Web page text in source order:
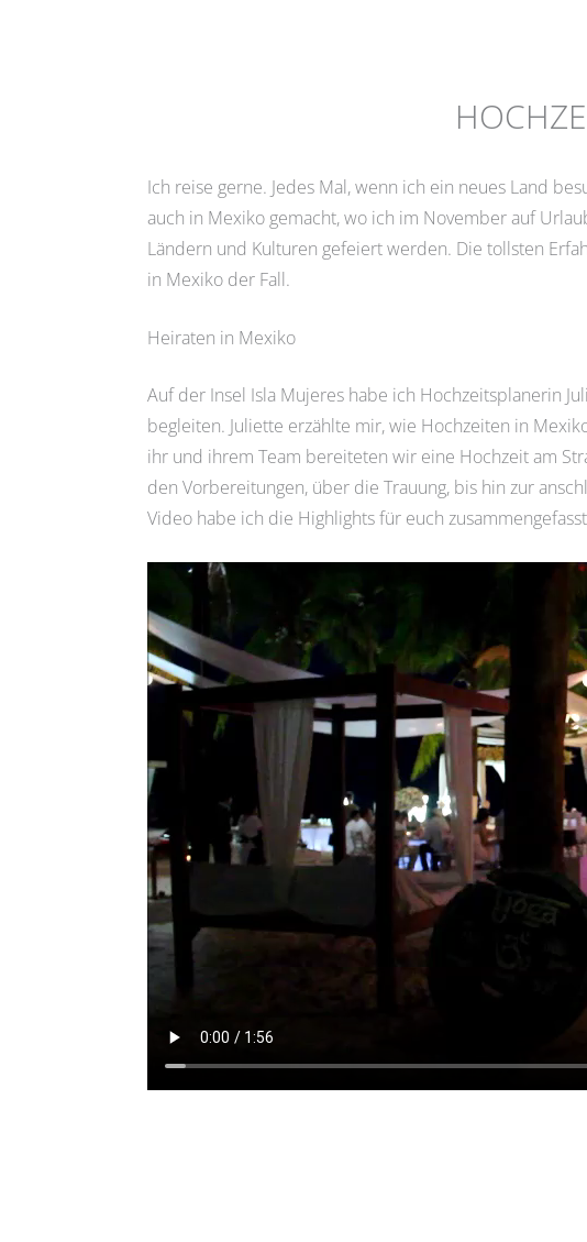
Ich reise gerne. Jedes Mal, wenn ich ein neues Land
auch in Mexiko gemacht, wo ich im November auf
Ländern und Kulturen gefeiert werden. Die tollsten
in Mexiko der Fall.
Heiraten in Mexiko
Auf der Insel Isla Mujeres habe ich Hochzeitsplanerin
begleiten. Juliette erzählte mir, wie Hochzeiten in
ihr und ihrem Team bereiteten wir eine Hochzeit am
den Vorbereitungen, über die Trauung, bis hin zur
Video habe ich die Highlights für euch